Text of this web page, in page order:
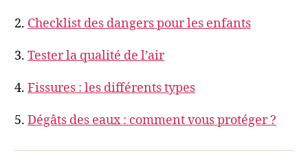
Checklist des dangers pour les enfants
Tester la qualité de l’air
Fissures : les différents types
Dégâts des eaux : comment vous protéger ?